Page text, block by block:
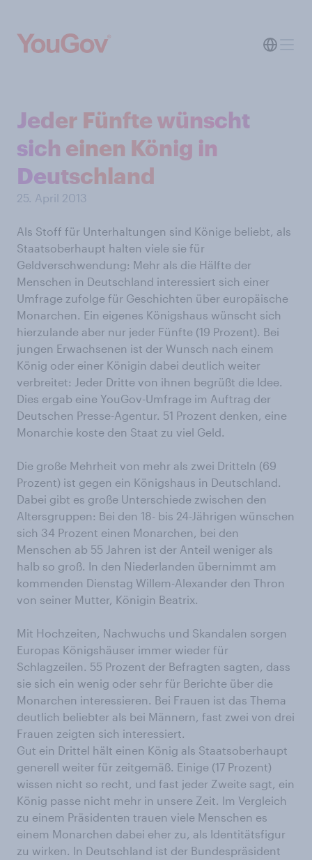
Jeder Fünfte wünscht
sich einen König in
Deutschland
25. April 2013
Als Stoff für Unterhaltungen sind Könige beliebt, als
Staatsoberhaupt halten viele sie für
Geldverschwendung: Mehr als die Hälfte der
Menschen in Deutschland interessiert sich einer
Umfrage zufolge für Geschichten über europäische
Monarchen. Ein eigenes Königshaus wünscht sich
hierzulande aber nur jeder Fünfte (19 Prozent). Bei
jungen Erwachsenen ist der Wunsch nach einem
König oder einer Königin dabei deutlich weiter
verbreitet: Jeder Dritte von ihnen begrüßt die Idee.
Dies ergab eine YouGov-Umfrage im Auftrag der
Deutschen Presse-Agentur. 51 Prozent denken, eine
Monarchie koste den Staat zu viel Geld.
Die große Mehrheit von mehr als zwei Dritteln (69
Prozent) ist gegen ein Königshaus in Deutschland.
Dabei gibt es große Unterschiede zwischen den
Altersgruppen: Bei den 18- bis 24-Jährigen wünschen
sich 34 Prozent einen Monarchen, bei den
Menschen ab 55 Jahren ist der Anteil weniger als
halb so groß. In den Niederlanden übernimmt am
kommenden Dienstag Willem-Alexander den Thron
von seiner Mutter, Königin Beatrix.
Mit Hochzeiten, Nachwuchs und Skandalen sorgen
Europas Königshäuser immer wieder für
Schlagzeilen. 55 Prozent der Befragten sagten, dass
sie sich ein wenig oder sehr für Berichte über die
Monarchen interessieren. Bei Frauen ist das Thema
deutlich beliebter als bei Männern, fast zwei von drei
Frauen zeigten sich interessiert.
Gut ein Drittel hält einen König als Staatsoberhaupt
generell weiter für zeitgemäß. Einige (17 Prozent)
wissen nicht so recht, und fast jeder Zweite sagt, ein
König passe nicht mehr in unsere Zeit. Im Vergleich
zu einem Präsidenten trauen viele Menschen es
einem Monarchen dabei eher zu, als Identitätsfigur
zu wirken. In Deutschland ist der Bundespräsident